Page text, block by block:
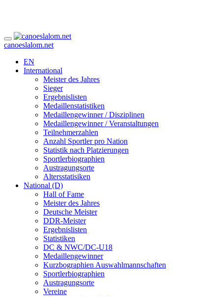
canoeslalom.net
EN
International
Meister des Jahres
Sieger
Ergebnislisten
Medaillenstatistiken
Medaillengewinner / Disziplinen
Medaillengewinner / Veranstaltungen
Teilnehmerzahlen
Anzahl Sportler pro Nation
Statistik nach Platzierungen
Sportlerbiographien
Austragungsorte
Altersstatisiken
National (D)
Hall of Fame
Meister des Jahres
Deutsche Meister
DDR-Meister
Ergebnislisten
Statistiken
DC & NWC/DC-U18
Medaillengewinner
Kurzbographien Auswahlmannschaften
Sportlerbiographien
Austragungsorte
Vereine